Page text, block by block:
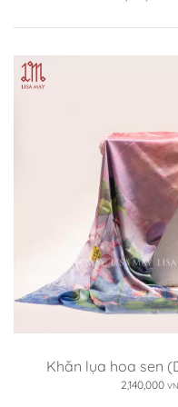
Khăn lụa hoa sen
2,140,000